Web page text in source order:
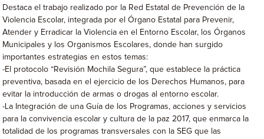
Destaca el trabajo realizado por la Red Estatal de Prevención de la
Violencia Escolar, integrada por el Órgano Estatal para Prevenir,
Atender y Erradicar la Violencia en el Entorno Escolar, los Órganos
Municipales y los Organismos Escolares, donde han surgido
importantes estrategias en estos temas:
-El protocolo “Revisión Mochila Segura”, que establece la práctica
preventiva, basada en el ejercicio de los Derechos Humanos, para
evitar la introducción de armas o drogas al entorno escolar.
-La Integración de una Guía de los Programas, acciones y servicios
para la convivencia escolar y cultura de la paz 2017, que enmarca la
totalidad de los programas transversales con la SEG que las